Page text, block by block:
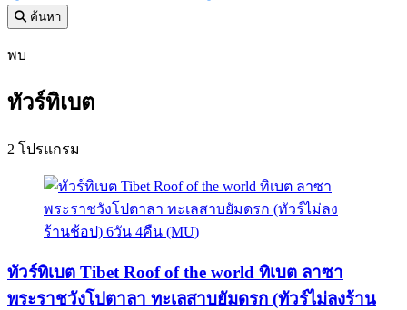
ค้นหา
พบ
ทัวร์ทิเบต
2 โปรแกรม
ทัวร์ทิเบต Tibet Roof of the world ทิเบต ลาซา
พระราชวังโปตาลา ทะเลสาบยัมดรก (ทัวร์ไม่ลงร้าน